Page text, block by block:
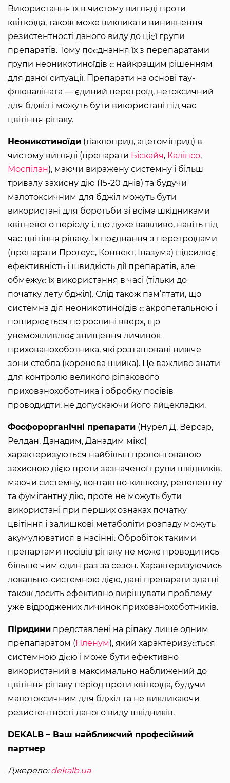
Використання їх в чистому вигляді проти
квіткоїда, також може викликати виникнення
резистентності даного виду до цієї групи
препаратів. Тому поєднання їх з перепаратами
групи неоникотиноїдів є найкращим рішенням
для даної ситуації. Препарати на основі тау-
флюваліната — єдиний перетроїд, нетоксичний
для бджіл і можуть бути використані під час
цвітіння ріпаку.
Неоникотиноїди (тіаклоприд, ацетоміприд) в
чистому вигляді (препарати Біскайя, Каліпсо,
Моспілан), маючи виражену системну і більш
тривалу захисну дію (15-20 днів) та будучи
малотоксичним для бджіл можуть бути
використані для боротьби зі всіма шкідниками
квітневого періоду і, що дуже важливо, навіть під
час цвітіння ріпаку. Їх поєднання з перетроїдами
(препарати Протеус, Коннект, Іназума) підсилює
ефективність і швидкість дії препаратів, але
обмежує їх використання в часі (тільки до
початку лету бджіл). Слід також пам’ятати, що
системна дія неоникотиноїдів є акропетальною і
поширюється по рослині вверх, що
унеможливлює знищення личинок
прихованохоботника, які розташовані нижче
зони стебла (коренева шийка). Це важливо знати
для контролю великого ріпакового
прихованохоботника і обробку посівів
проводидти, не допускаючи його яйцекладки.
Фосфорорганічні препарати (Нурел Д, Версар,
Релдан, Данадим, Данадим мікс)
характеризуються найбільш пролонгованою
захисною дією проти зазначеної групи шкідників,
маючи системну, контактно-кишкову, репелентну
та фумігантну дію, проте не можуть бути
використані при перших ознаках початку
цвітіння і залишкові метаболіти розпаду можуть
акумулюватися в насінні. Обробіток такими
препартами посівів ріпаку не може проводитись
більше чим один раз за сезон. Характеризуючись
локально-системною дією, дані препарати здатні
також досить ефективно вирішувати проблему
уже відроджених личинок прихованохоботників.
Піридини представлені на ріпаку лише одним
препапаратом (Пленум), який характеризується
системною дією і може бути ефективно
використаний в максимально наближений до
цвітіння ріпаку період проти квіткоїда, будучи
малотоксичним для бджіл та не викликаючи
резистентності даного виду шкідників.
DEKALB – Ваш найближчий професійний
партнер
Джерело:dekalb.ua